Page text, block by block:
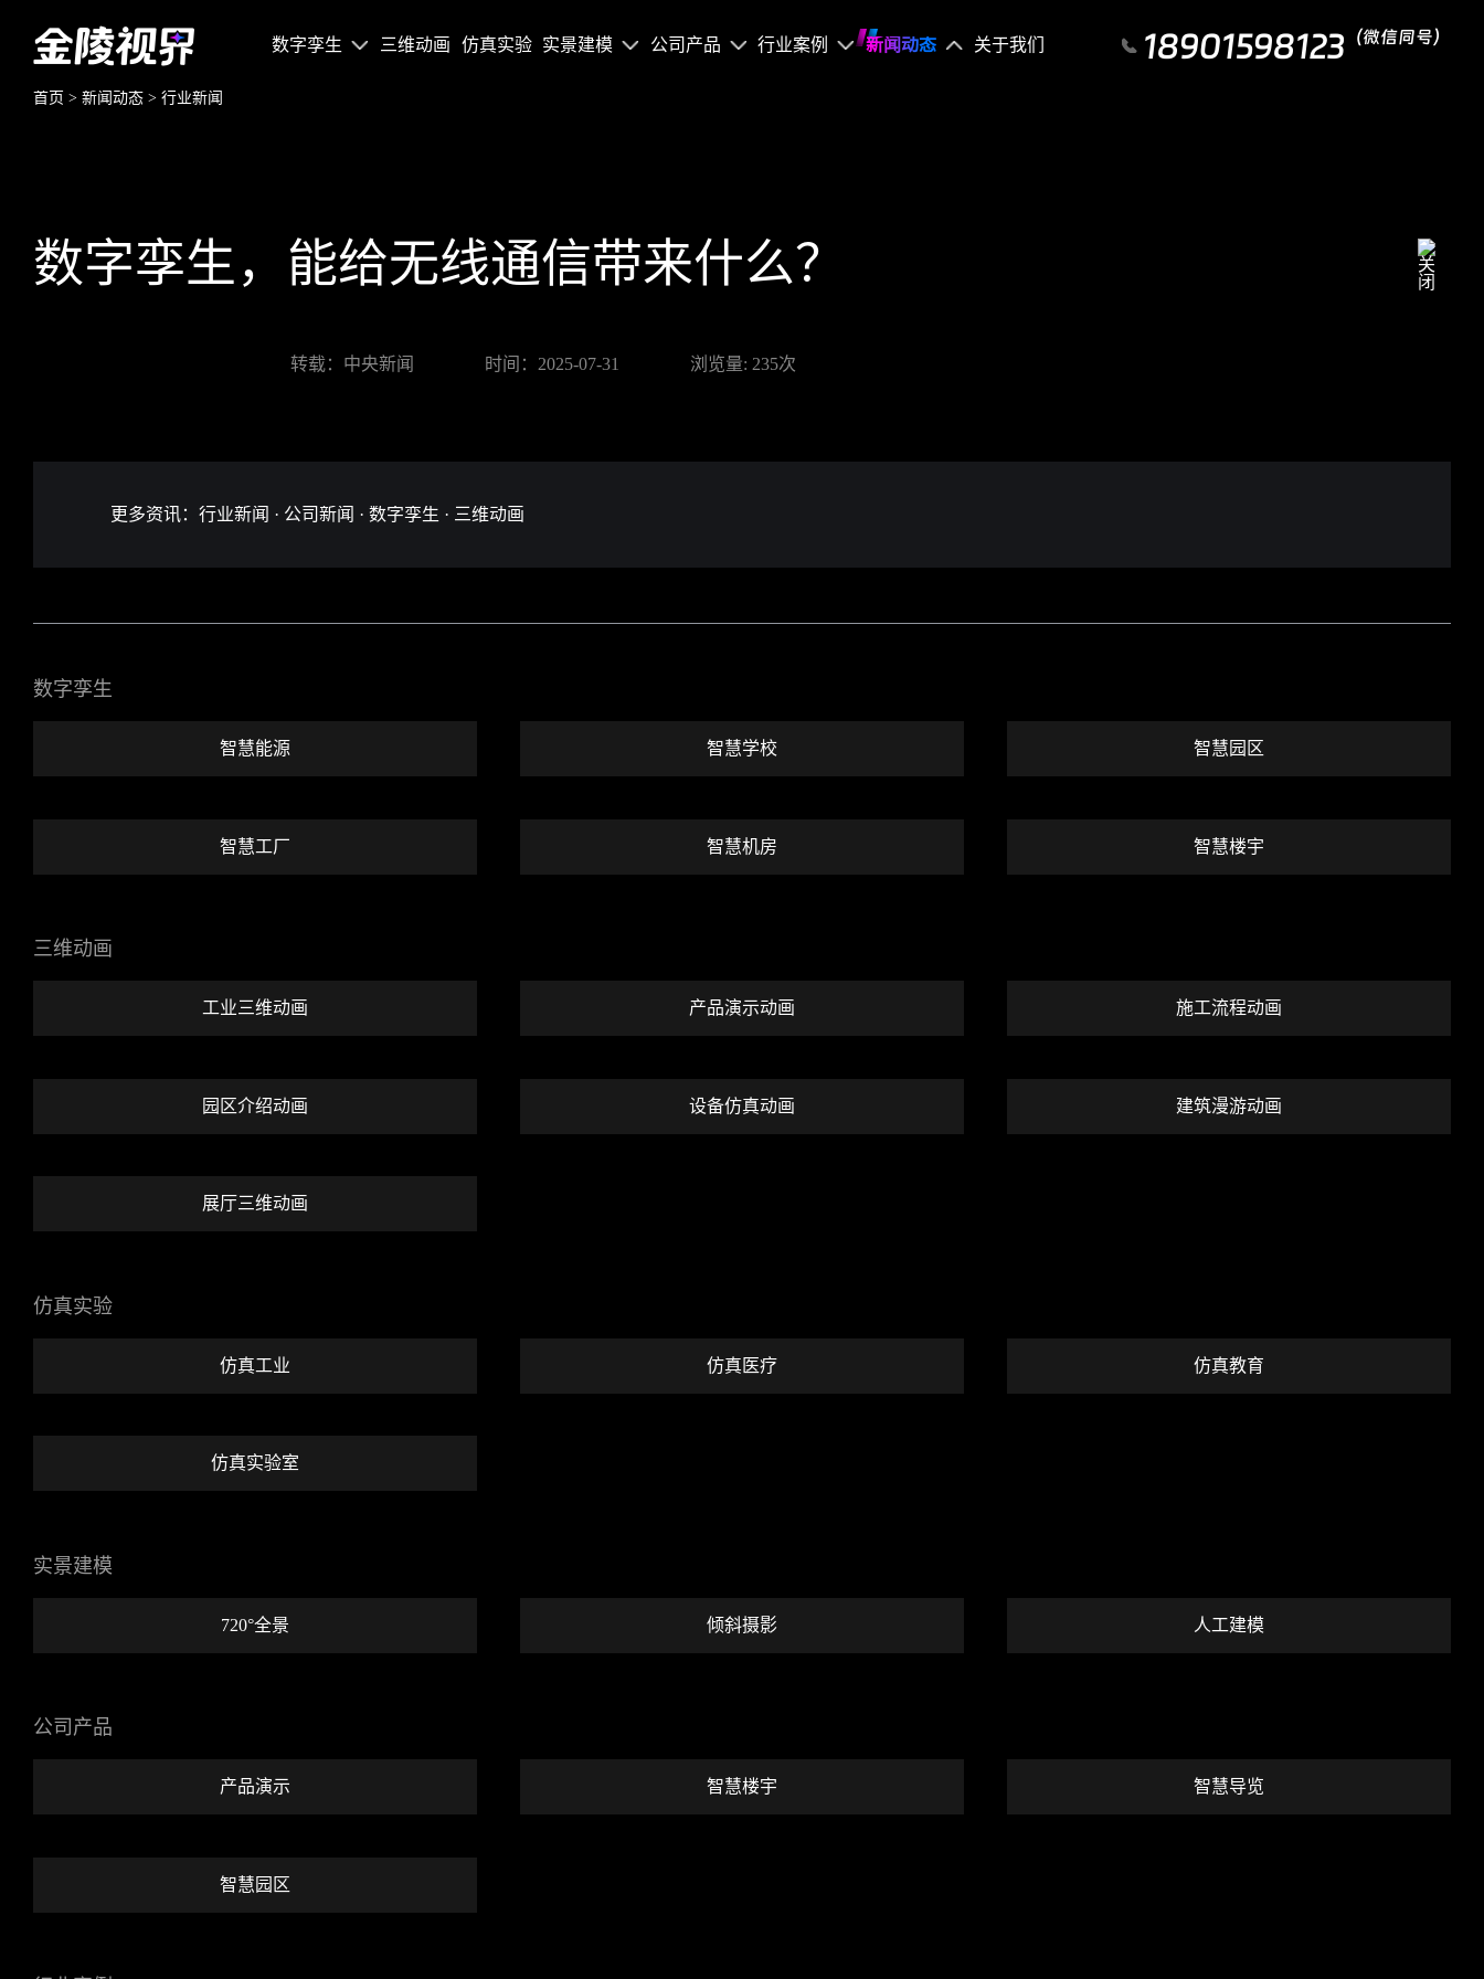
数字孪生 三维动画 仿真实验 实景建模 公司产品 行业案例 新闻动态 关于我们 18901598123 （微信同号）
首页 > 新闻动态 > 行业新闻
数字孪生，能给无线通信带来什么？
转载：中央新闻 时间：2025-07-31 浏览量: 235次
更多资讯： 行业新闻 · 公司新闻 · 数字孪生 · 三维动画
数字孪生
智慧能源 智慧学校 智慧园区
智慧工厂 智慧机房 智慧楼宇
三维动画
工业三维动画 产品演示动画 施工流程动画
园区介绍动画 设备仿真动画 建筑漫游动画
展厅三维动画
仿真实验
仿真工业 仿真医疗 仿真教育
仿真实验室
实景建模
720°全景 倾斜摄影 人工建模
公司产品
产品演示 智慧楼宇 智慧导览
智慧园区